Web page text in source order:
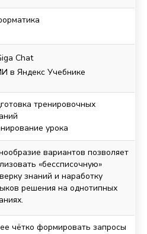
Chat
в Яндекс Учебнике
тренировочных
урока
вариантов позволяет
«бессписочную»
знаний и наработку
решения на однотипных
чётко формировать запросы